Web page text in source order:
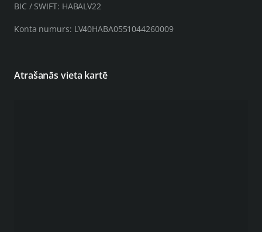
BIC / SWIFT: HABALV22
Konta numurs: LV40HABA0551044260009
Atrašanās vieta kartē